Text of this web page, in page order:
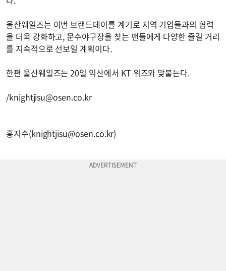
울산웨일즈는 이번 브랜드데이를 계기로 지역 기업들과의 협력
을 더욱 강화하고, 문수야구장을 찾는 팬들에게 다양한 즐길 거리
를 지속적으로 선보일 계획이다.
한편 울산웨일즈는 20일 익산에서 KT 위즈와 맞붙는다.
/knightjisu@osen.co.kr
홍지수(knightjisu@osen.co.kr)